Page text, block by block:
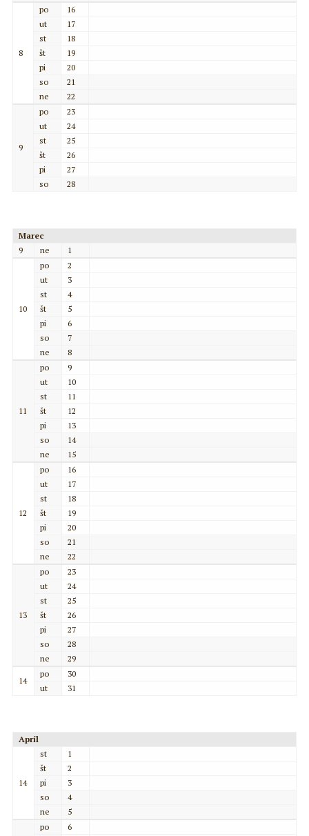
8
po
16
ut
17
st
18
št
19
pi
20
so
21
ne
22
9
po
23
ut
24
st
25
št
26
pi
27
so
28
Marec
9
ne 1
10
po
2
ut
3
st
4
št
5
pi
6
so
7
ne
8
11
po
9
ut
10
st
11
št
12
pi
13
so
14
ne
15
12
po
16
ut
17
st
18
št
19
pi
20
so
21
ne
22
13
po
23
ut
24
st
25
št
26
pi
27
so
28
ne
29
14
po
30
ut
31
Apríl
14
st
1
št
2
pi
3
so
4
ne
5
po
6